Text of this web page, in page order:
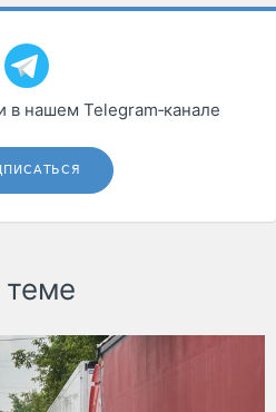
в нашем Telegram‑канале
теме